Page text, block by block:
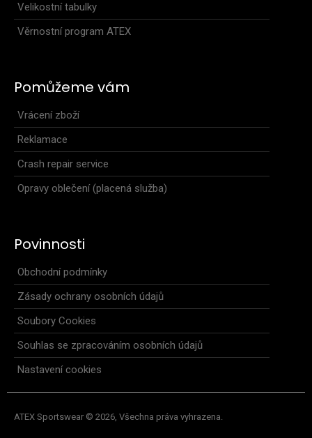
Velikostní tabulky
Věrnostní program ATEX
Pomůžeme vám
Vrácení zboží
Reklamace
Crash repair service
Opravy oblečení (placená služba)
Povinnosti
Obchodní podmínky
Zásady ochrany osobních údajů
Soubory Cookies
Souhlas se zpracováním osobních údajů
Nastavení cookies
ATEX Sportswear © 2026, Všechna práva vyhrazena.